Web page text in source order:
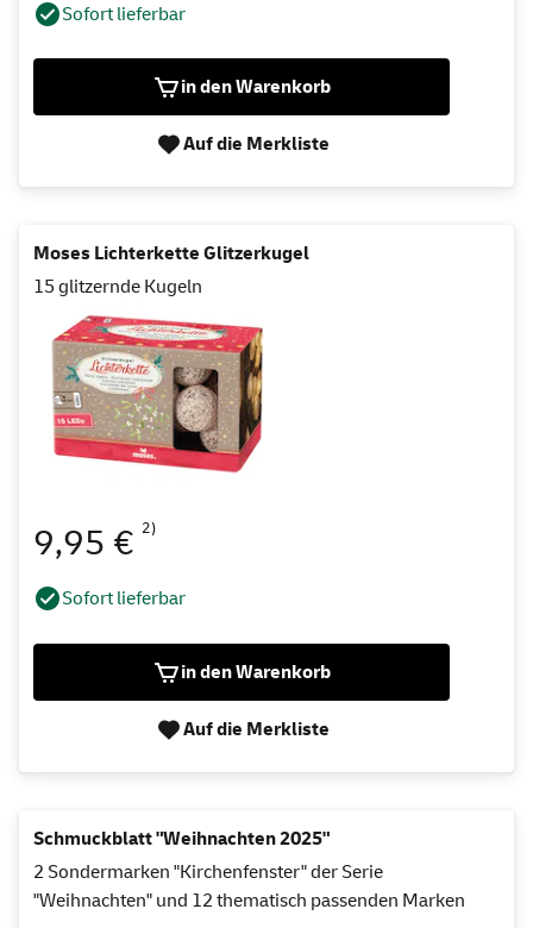
Sofort lieferbar
in den Warenkorb
Auf die Merkliste
Moses Lichterkette Glitzerkugel
15 glitzernde Kugeln
9,95 € 2)
Sofort lieferbar
in den Warenkorb
Auf die Merkliste
Schmuckblatt "Weihnachten 2025"
2 Sondermarken "Kirchenfenster" der Serie
"Weihnachten" und 12 thematisch passenden Marken